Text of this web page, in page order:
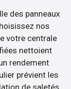
des panneaux
nos
votre centrale
nettoient
rendement
prévient les
de saletés.